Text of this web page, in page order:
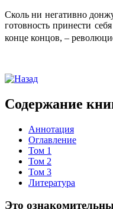
Сколь ни негативно
готовность принести
конце концов, –
Содержание
Аннотация
Оглавление
Том 1
Том 2
Том 3
Литература
Это